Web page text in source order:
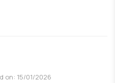
on: 15/01/2026